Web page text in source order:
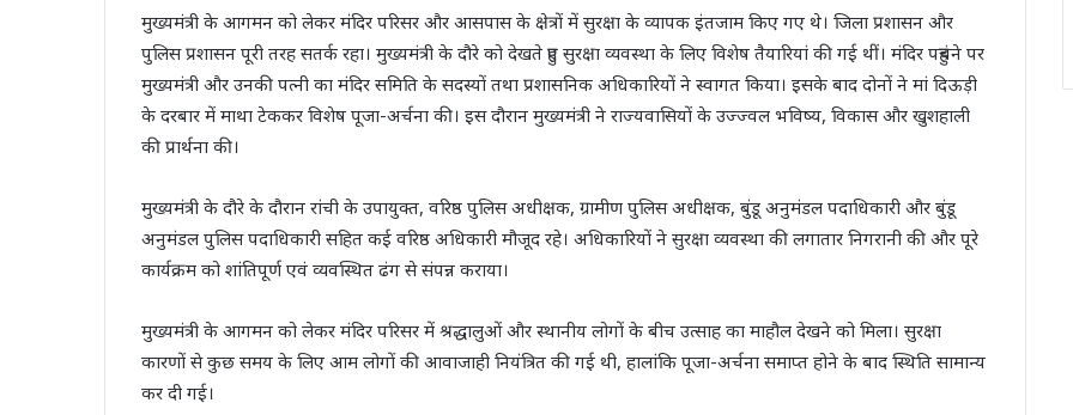
मुख्यमंत्री के आगमन को लेकर मंदिर परिसर और आसपास के क्षेत्रों में सुरक्षा के व्यापक इंतजाम किए गए थे। जिला प्रशासन और
पुलिस प्रशासन पूरी तरह सतर्क रहा। मुख्यमंत्री के दौरे को देखते हुए सुरक्षा व्यवस्था के लिए विशेष तैयारियां की गई थीं। मंदिर पहुंचने पर
मुख्यमंत्री और उनकी पत्नी का मंदिर समिति के सदस्यों तथा प्रशासनिक अधिकारियों ने स्वागत किया। इसके बाद दोनों ने मां दिऊड़ी
के दरबार में माथा टेककर विशेष पूजा-अर्चना की। इस दौरान मुख्यमंत्री ने राज्यवासियों के उज्ज्वल भविष्य, विकास और खुशहाली
की प्रार्थना की।
मुख्यमंत्री के दौरे के दौरान रांची के उपायुक्त, वरिष्ठ पुलिस अधीक्षक, ग्रामीण पुलिस अधीक्षक, बुंडू अनुमंडल पदाधिकारी और बुंडू
अनुमंडल पुलिस पदाधिकारी सहित कई वरिष्ठ अधिकारी मौजूद रहे। अधिकारियों ने सुरक्षा व्यवस्था की लगातार निगरानी की और पूरे
कार्यक्रम को शांतिपूर्ण एवं व्यवस्थित ढंग से संपन्न कराया।
मुख्यमंत्री के आगमन को लेकर मंदिर परिसर में श्रद्धालुओं और स्थानीय लोगों के बीच उत्साह का माहौल देखने को मिला। सुरक्षा
कारणों से कुछ समय के लिए आम लोगों की आवाजाही नियंत्रित की गई थी, हालांकि पूजा-अर्चना समाप्त होने के बाद स्थिति सामान्य
कर दी गई।